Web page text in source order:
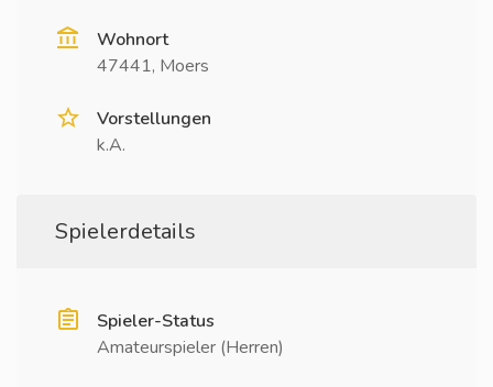
Wohnort
47441, Moers
Vorstellungen
k.A.
Spielerdetails
Spieler-Status
Amateurspieler (Herren)